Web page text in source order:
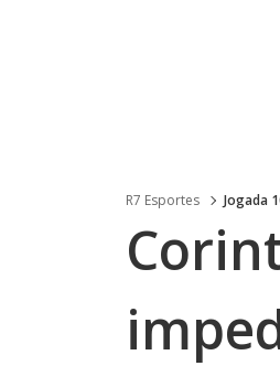
R7 Esportes Jogada